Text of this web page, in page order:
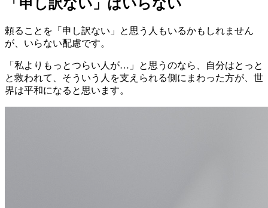
「申し訳ない」はいらない
頼ることを「申し訳ない」と思う人もいるかもしれません
が、いらない配慮です。
「私よりもっとつらい人が…」と思うのなら、自分はとっと
と救われて、そういう人を支えられる側にまわった方が、世
界は平和になると思います。